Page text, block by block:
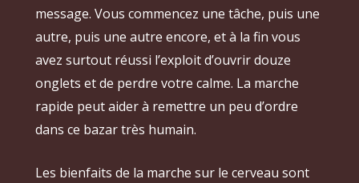
message. Vous commencez une tâche, puis une
autre, puis une autre encore, et à la fin vous
avez surtout réussi l’exploit d’ouvrir douze
onglets et de perdre votre calme. La marche
rapide peut aider à remettre un peu d’ordre
dans ce bazar très humain.
Les bienfaits de la marche sur le cerveau sont